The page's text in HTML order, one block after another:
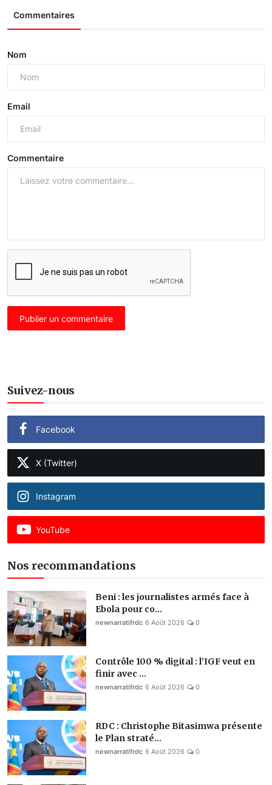
Commentaires
Nom
Email
Commentaire
Publier un commentaire
Suivez-nous
Facebook
X (Twitter)
Instagram
YouTube
Nos recommandations
Beni : les journalistes armés face à
Ebola pour co...
newnarratifrdc 6 Août 2026 0
Contrôle 100 % digital : l’IGF veut en
finir avec ...
newnarratifrdc 6 Août 2026 0
RDC : Christophe Bitasimwa présente
le Plan straté...
newnarratifrdc 6 Août 2026 0